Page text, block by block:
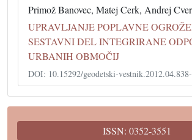
Primož Banovec, Matej Cerk, Andrej
UPRAVLJANJE POPLAVNE
SESTAVNI DEL INTEGRIRANE
URBANIH OBMOČIJ
DOI: 10.15292/geodetski-
ISSN: 0352-3551